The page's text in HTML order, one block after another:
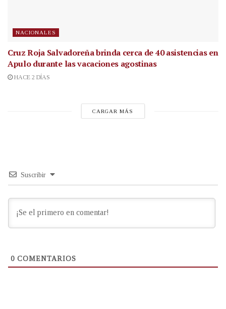
NACIONALES
Cruz Roja Salvadoreña brinda cerca de 40 asistencias en
Apulo durante las vacaciones agostinas
HACE 2 DÍAS
CARGAR MÁS
Suscribir
0 COMENTARIOS